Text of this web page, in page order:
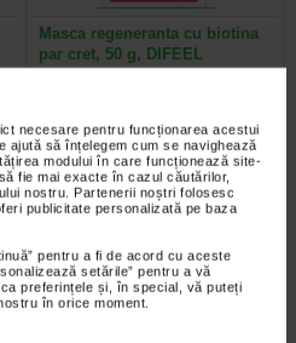
necesare pentru funcționarea acestui
ajută să înțelegem cum se navighează
modului în care funcționează site-
fie mai exacte în cazul căutărilor,
nostru. Partenerii noștri folosesc
publicitate personalizată pe baza
pentru a fi de acord cu aceste
setările” pentru a vă
preferințele și, în special, vă puteți
în orice moment.
Masca regeneranta cu biotina
par cret, 50 g, DIFEEL
par si faciliteaza coafarea; Masca
hraneste profund; Uleiul de…
-40% Preț întreg:
Preț redus: 78,36 Lei